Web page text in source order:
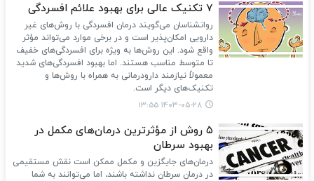
۷ تکنیک عالی برای بهبود علائم افسردگی
روانشناسان می‌گویند درمان افسردگی با روش‌های غیر
دارویی امکان‌پذیر است و در برخی موارد می‌تواند مؤثر
واقع شود. این روش‌ها به ویژه برای افسردگی‌های خفیف
تا متوسط مناسب هستند. اما بهبود افسردگی‌های شدید
معمولاً نیازمند دارودرمانی به همراه با روش‌ها و
تکنیک‌های دیگر است.
۱۴۰۳-۰۵-۲۸ ۱۳:۵۵
۵ روش از مؤثرترین درمان‌های مکمل در
بهبود سرطان
درمان‌های جایگزین و مکمل ممکن است نقش مستقیمی
در درمان سرطان نداشته باشند، اما می‌توانند به شما